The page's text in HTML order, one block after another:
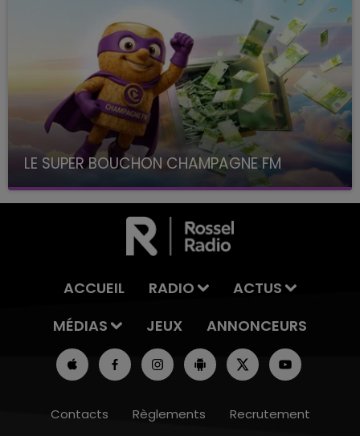
LE SUPER BOUCHON CHAMPAGNE FM
avec La Famille Champagne FM, à 8H10
ACCUEIL RADIO
ACTUS
MÉDIAS
JEUX ANNONCEURS
Contacts Règlements Recrutement